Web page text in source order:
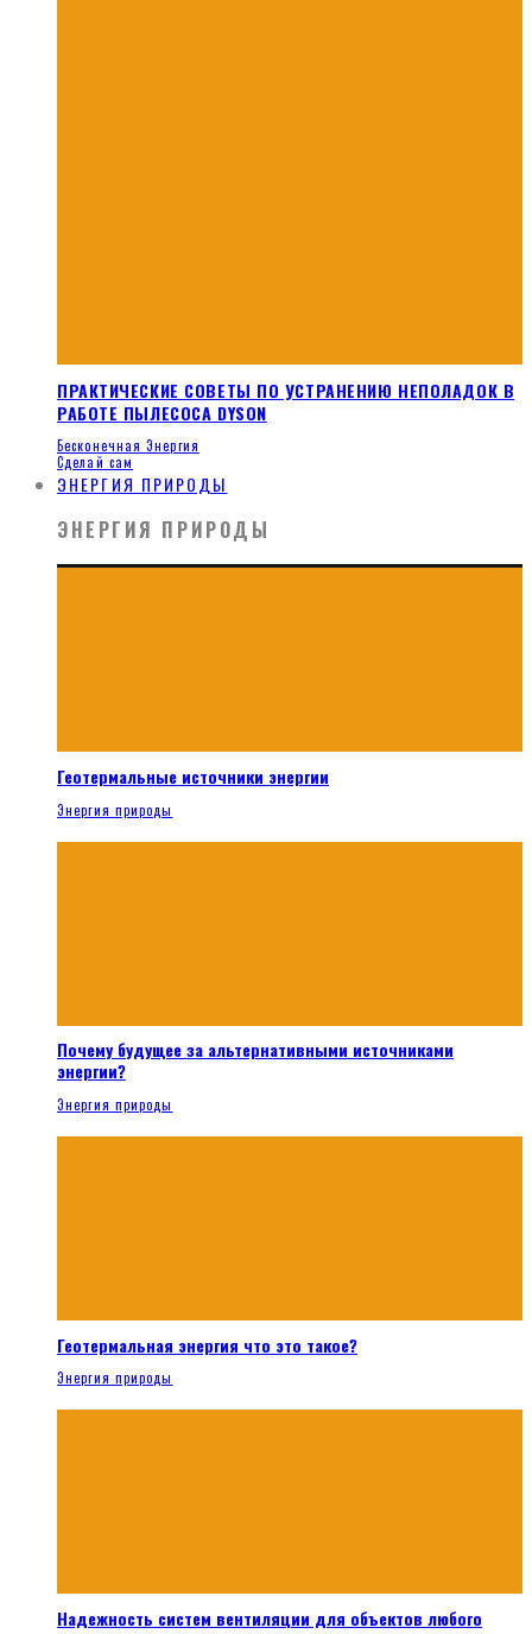
ПРАКТИЧЕСКИЕ СОВЕТЫ ПО УСТРАНЕНИЮ НЕПОЛАДОК В
РАБОТЕ ПЫЛЕСОСА DYSON
Бесконечная Энергия
Сделай сам
ЭНЕРГИЯ ПРИРОДЫ
ЭНЕРГИЯ ПРИРОДЫ
Геотермальные источники энергии
Энергия природы
Почему будущее за альтернативными источниками
энергии?
Энергия природы
Геотермальная энергия что это такое?
Энергия природы
Надежность систем вентиляции для объектов любого